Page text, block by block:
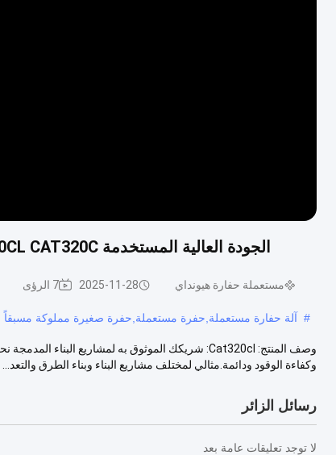
الجودة العالية المستخدمة CAT320CL CAT320C الماكينات الهيدروليكية للإنشاءات معدات التعدين
مستعملة حفارة هيونداي 2025-11-28 7 الرؤى
# آلة حفارة مستعملة,حفرة مستعملة,حفرة صغيرة مملوكة مسبقاً
وكفاءة الوقود ودائمة.مثالي لمختلف مشاريع البناء وبناء الطرق والتعد...
رسائل الزائر
لا توجد تعليقات عامة بعد